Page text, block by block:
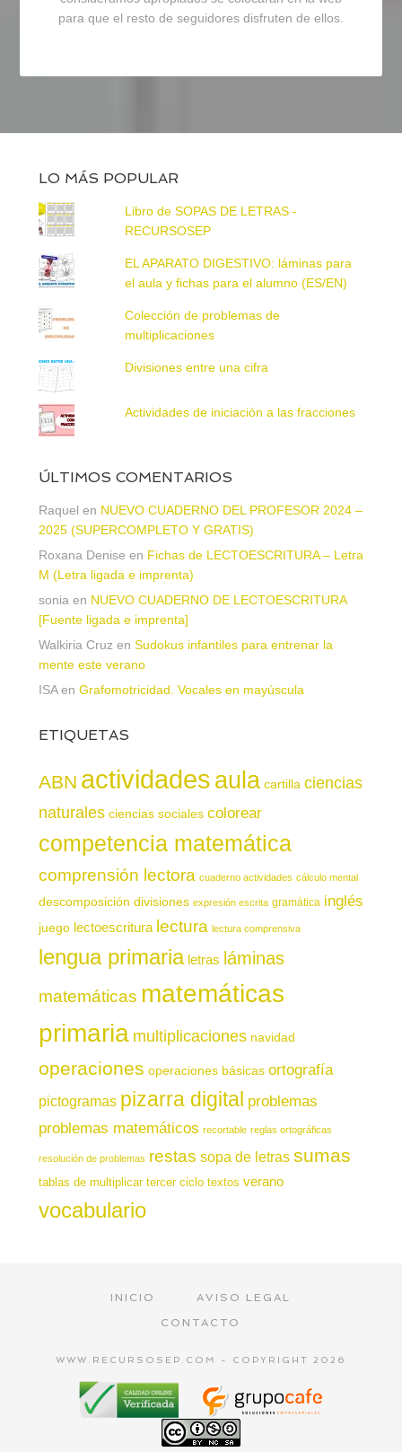
para que el resto de seguidores disfruten de ellos.
LO MÁS POPULAR
Libro de SOPAS DE LETRAS -
RECURSOSEP
EL APARATO DIGESTIVO: láminas para
el aula y fichas para el alumno (ES/EN)
Colección de problemas de
multiplicaciones
Divisiones entre una cifra
Actividades de iniciación a las fracciones
ÚLTIMOS COMENTARIOS
Raquel en NUEVO CUADERNO DEL PROFESOR 2024 –
2025 (SUPERCOMPLETO Y GRATIS)
Roxana Denise en Fichas de LECTOESCRITURA – Letra
M (Letra ligada e imprenta)
sonia en NUEVO CUADERNO DE LECTOESCRITURA
[Fuente ligada e imprenta]
Walkiria Cruz en Sudokus infantiles para entrenar la
mente este verano
ISAen Grafomotricidad. Vocales en mayúscula
ETIQUETAS
ABN actividadesaula cartilla ciencias
naturales ciencias sociales colorear
competencia matemática
comprensión lectora cuaderno actividades cálculo mental
descomposición divisiones expresión escrita gramática inglés
juego lectoescritura lectura lectura comprensiva
lengua primaria letras láminas
matemáticas matemáticas
primaria multiplicaciones navidad
operaciones operaciones básicas ortografía
pictogramas pizarra digital problemas
problemas matemáticos recortable reglas ortográficas
resolución de problemas restas sopa de letras sumas
tablas de multiplicar tercer ciclo textos verano
vocabulario
INICIO
AVISO LEGAL
CONTACTO
WWW.RECURSOSEP.COM - COPYRIGHT 2026